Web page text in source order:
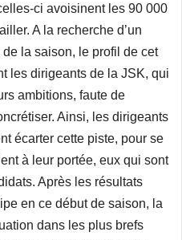
ci avoisinent les 90 000
A la recherche d’un
la saison, le profil de cet
les dirigeants de la JSK, qui
ambitions, faute de
Ainsi, les dirigeants
écarter cette piste, pour se
à leur portée, eux qui sont
Après les résultats
en ce début de saison, la
dans les plus brefs